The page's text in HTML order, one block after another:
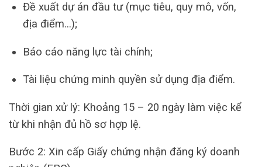
Đề xuất dự án đầu tư (mục tiêu, quy mô, vốn,
địa điểm…);
Báo cáo năng lực tài chính;
Tài liệu chứng minh quyền sử dụng địa điểm.
Thời gian xử lý: Khoảng 15 – 20 ngày làm việc kể
từ khi nhận đủ hồ sơ hợp lệ.
Bước 2: Xin cấp Giấy chứng nhận đăng ký doanh